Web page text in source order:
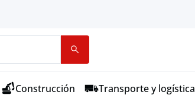
Construcción Transporte y logística